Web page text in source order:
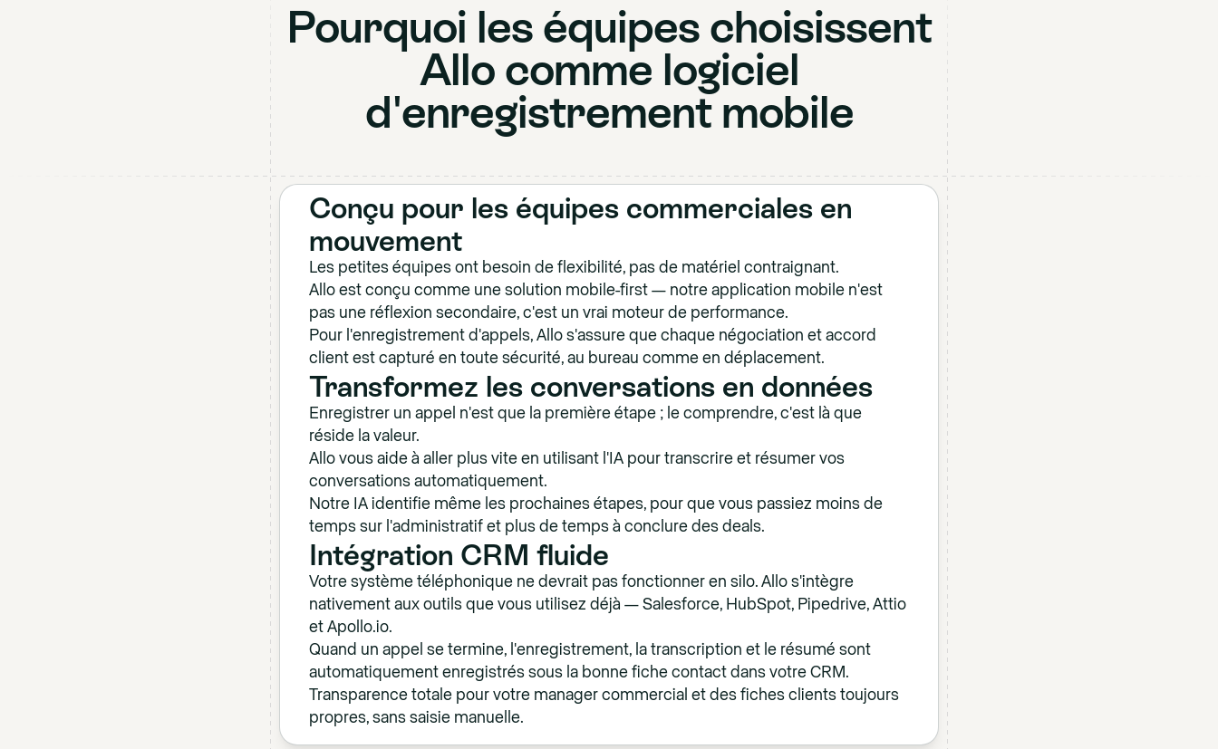
Pourquoi les équipes choisissent
Allo comme logiciel
d'enregistrement mobile
Conçu pour les équipes commerciales en
mouvement
Les petites équipes ont besoin de flexibilité, pas de matériel contraignant.
Allo est conçu comme une solution mobile-first — notre application mobile n'est
pas une réflexion secondaire, c'est un vrai moteur de performance.
Pour l'enregistrement d'appels, Allo s'assure que chaque négociation et accord
client est capturé en toute sécurité, au bureau comme en déplacement.
Transformez les conversations en données
Enregistrer un appel n'est que la première étape ; le comprendre, c'est là que
réside la valeur.
Allo vous aide à aller plus vite en utilisant l'IA pour transcrire et résumer vos
conversations automatiquement.
Notre IA identifie même les prochaines étapes, pour que vous passiez moins de
temps sur l'administratif et plus de temps à conclure des deals.
Intégration CRM fluide
Votre système téléphonique ne devrait pas fonctionner en silo. Allo s'intègre
nativement aux outils que vous utilisez déjà — Salesforce, HubSpot, Pipedrive, Attio
et Apollo.io.
Quand un appel se termine, l'enregistrement, la transcription et le résumé sont
automatiquement enregistrés sous la bonne fiche contact dans votre CRM.
Transparence totale pour votre manager commercial et des fiches clients toujours
propres, sans saisie manuelle.